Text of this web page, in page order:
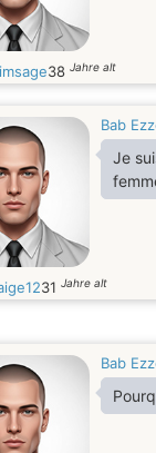
38 Jahre alt
Bab
Je
31 Jahre alt
Bab